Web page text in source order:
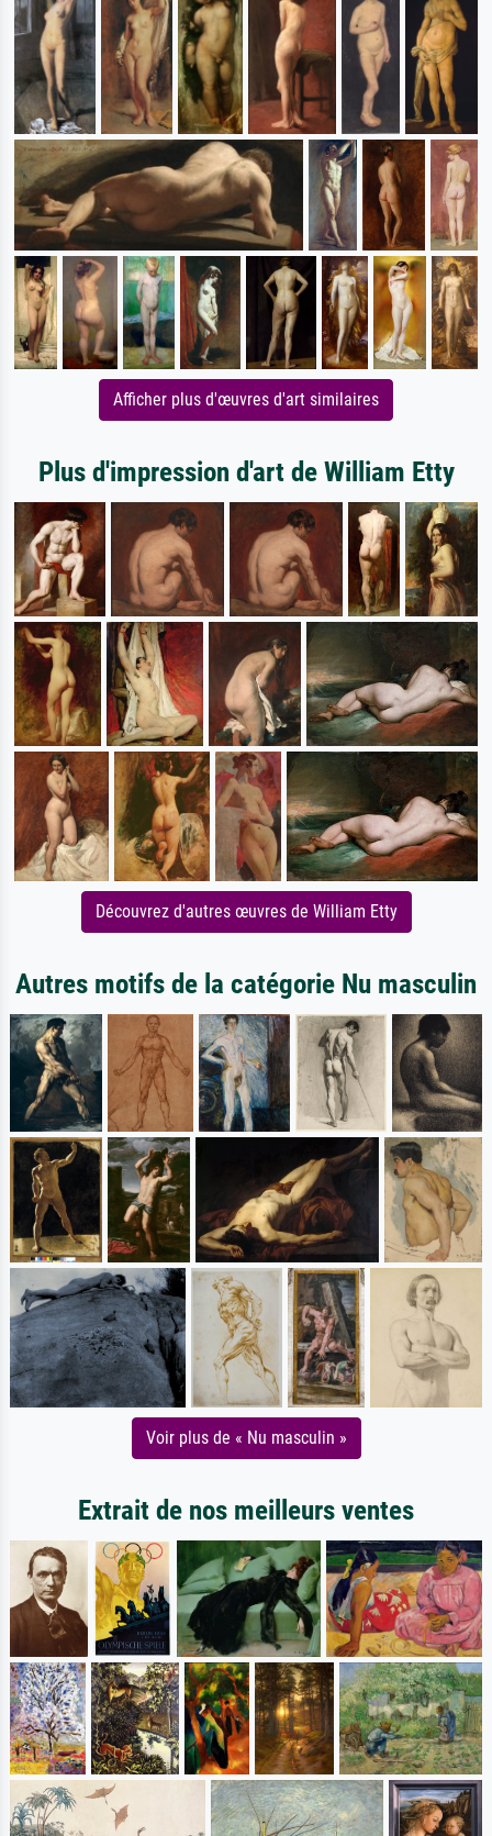
Afficher plus d'œuvres d'art similaires
Plus d'impression d'art de William Etty
Découvrez d'autres œuvres de William Etty
Autres motifs de la catégorie Nu masculin
Voir plus de « Nu masculin »
Extrait de nos meilleurs ventes